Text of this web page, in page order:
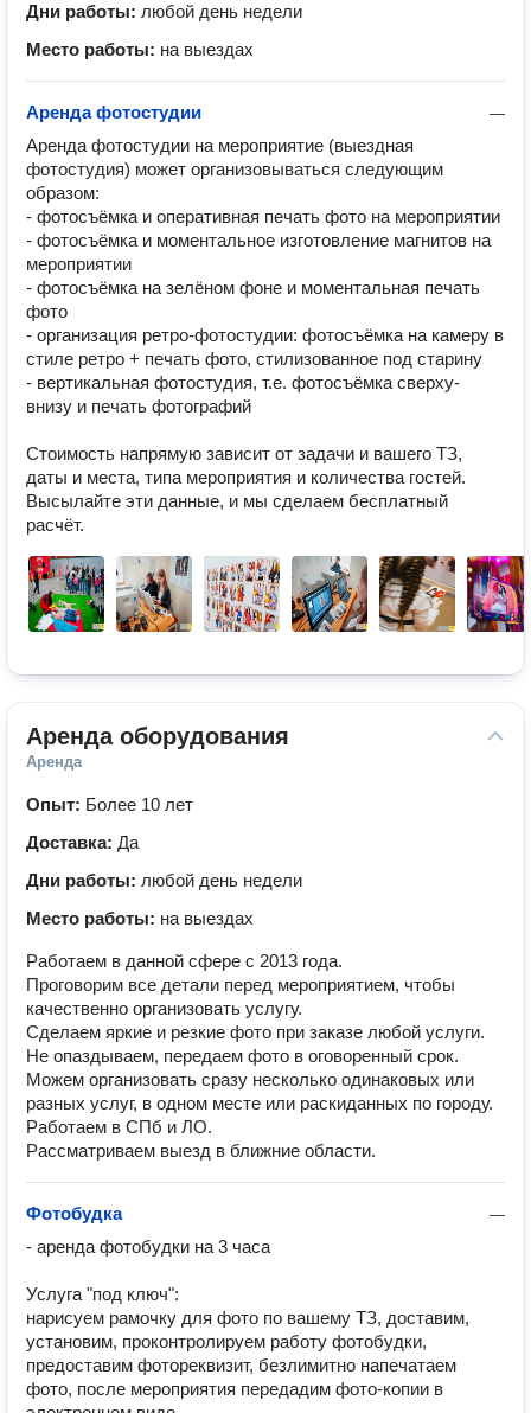
Дни работы: любой день недели
Место работы: на выездах
—
Аренда фотостудии
Аренда фотостудии на мероприятие (выездная
фотостудия) может организовываться следующим
образом:
- фотосъёмка и оперативная печать фото на мероприятии
- фотосъёмка и моментальное изготовление магнитов на
мероприятии
- фотосъёмка на зелёном фоне и моментальная печать
фото
- организация ретро-фотостудии: фотосъёмка на камеру в
стиле ретро + печать фото, стилизованное под старину
- вертикальная фотостудия, т.е. фотосъёмка сверху-
внизу и печать фотографий
Стоимость напрямую зависит от задачи и вашего ТЗ,
даты и места, типа мероприятия и количества гостей.
Высылайте эти данные, и мы сделаем бесплатный
расчёт.
Аренда оборудования
Аренда
Опыт: Более 10 лет
Доставка: Да
Дни работы: любой день недели
Место работы: на выездах
Работаем в данной сфере с 2013 года.
Проговорим все детали перед мероприятием, чтобы
качественно организовать услугу.
Сделаем яркие и резкие фото при заказе любой услуги.
Не опаздываем, передаем фото в оговоренный срок.
Можем организовать сразу несколько одинаковых или
разных услуг, в одном месте или раскиданных по городу.
Работаем в СПб и ЛО.
Рассматриваем выезд в ближние области.
—
Фотобудка
- аренда фотобудки на 3 часа
Услуга "под ключ":
нарисуем рамочку для фото по вашему ТЗ, доставим,
установим, проконтролируем работу фотобудки,
предоставим фотореквизит, безлимитно напечатаем
фото, после мероприятия передадим фото-копии в